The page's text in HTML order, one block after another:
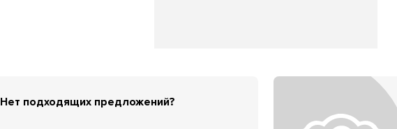
Нет подходящих предложений?